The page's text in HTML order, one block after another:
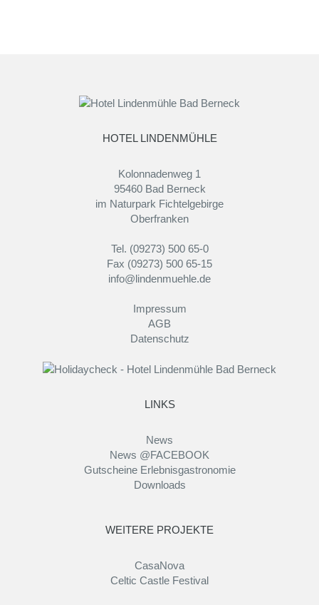
HOTEL LINDENMÜHLE
Kolonnadenweg 1
95460 Bad Berneck
im Naturpark Fichtelgebirge
Oberfranken
Tel. (09273) 500 65-0
Fax (09273) 500 65-15
info@lindenmuehle.de
Impressum
AGB
Datenschutz
LINKS
News
News @FACEBOOK
Gutscheine Erlebnisgastronomie
Downloads
WEITERE PROJEKTE
CasaNova
Celtic Castle Festival